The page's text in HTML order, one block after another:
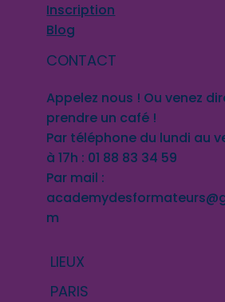
Inscription
Blog
CONTACT
Appelez nous ! Ou venez
prendre un café !
Par téléphone du lundi au
à 17h : 01 88 83 34 59
Par mail :
m
LIEUX
PARIS